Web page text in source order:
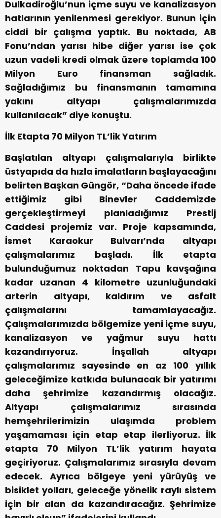
Dulkadiroğlu’nun içme suyu ve kanalizasyon
hatlarının yenilenmesi gerekiyor. Bunun için
ciddi bir çalışma yaptık. Bu noktada, AB
Fonu’ndan yarısı hibe diğer yarısı ise çok
uzun vadeli kredi olmak üzere toplamda 100
Milyon Euro finansman sağladık.
Sağladığımız bu finansmanın tamamına
yakını altyapı çalışmalarımızda
kullanılacak” diye konuştu.
İlk Etapta 70 Milyon TL’lik Yatırım
Başlatılan altyapı çalışmalarıyla birlikte
üstyapıda da hızla imalatların başlayacağını
belirten Başkan Güngör, “Daha öncede ifade
ettiğimiz gibi Binevler Caddemizde
gerçekleştirmeyi planladığımız Prestij
Caddesi projemiz var. Proje kapsamında,
İsmet Karaokur Bulvarı’nda altyapı
çalışmalarımız başladı. İlk etapta
bulunduğumuz noktadan Tapu kavşağına
kadar uzanan 4 kilometre uzunluğundaki
arterin altyapı, kaldırım ve asfalt
çalışmalarını tamamlayacağız.
Çalışmalarımızda bölgemize yeni içme suyu,
kanalizasyon ve yağmur suyu hattı
kazandırıyoruz. İnşallah altyapı
çalışmalarımız sayesinde en az 100 yıllık
geleceğimize katkıda bulunacak bir yatırımı
daha şehrimize kazandırmış olacağız.
Altyapı çalışmalarımız sırasında
hemşehrilerimizin ulaşımda problem
yaşamaması için etap etap ilerliyoruz. İlk
etapta 70 Milyon TL’lik yatırım hayata
geçiriyoruz. Çalışmalarımız sırasıyla devam
edecek. Ayrıca bölgeye yeni yürüyüş ve
bisiklet yolları, geleceğe yönelik raylı sistem
için bir alan da kazandıracağız. Şehrimize